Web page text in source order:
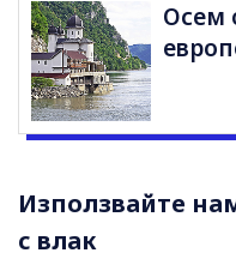
Осем
Използвайте
с влак